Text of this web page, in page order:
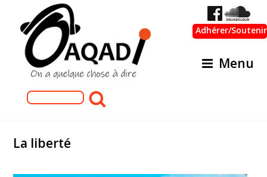
Menu
Adhérer/Soutenir
Formulaire de recherche
Rechercher
La liberté